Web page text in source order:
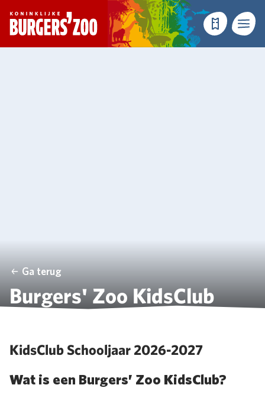
- Homepagina
TicketsMenu
Ga terug
Burgers' Zoo KidsClub
KidsClub Schooljaar 2026-2027
Wat is een Burgers’ Zoo KidsClub?